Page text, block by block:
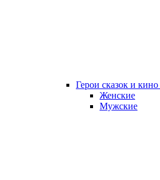
Герои сказок и кино
Женские
Мужские